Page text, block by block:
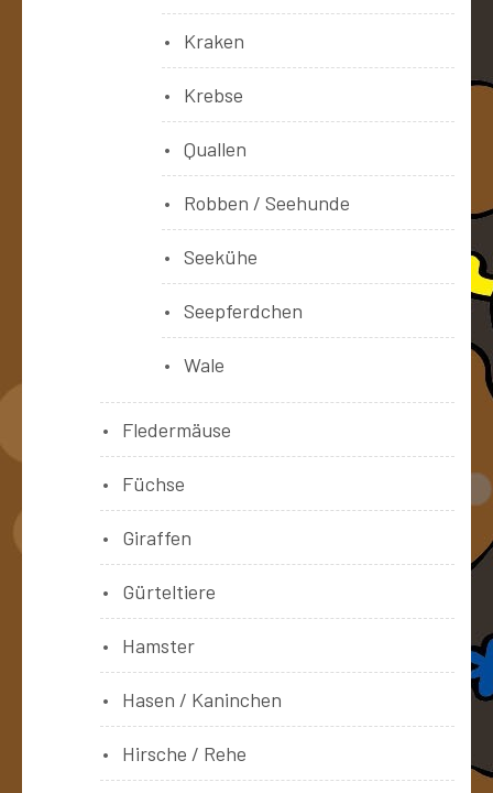
Kraken
Krebse
Quallen
Robben / Seehunde
Seekühe
Seepferdchen
Wale
Fledermäuse
Füchse
Giraffen
Gürteltiere
Hamster
Hasen / Kaninchen
Hirsche / Rehe